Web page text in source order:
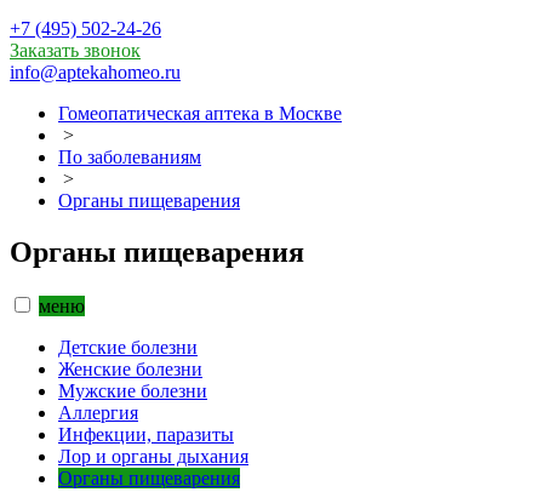
+7 (495) 502-24-26
Заказать звонок
info@aptekahomeo.ru
Гомеопатическая аптека в Москве
>
По заболеваниям
>
Органы пищеварения
Органы пищеварения
меню
Детские болезни
Женские болезни
Мужские болезни
Аллергия
Инфекции, паразиты
Лор и органы дыхания
Органы пищеварения